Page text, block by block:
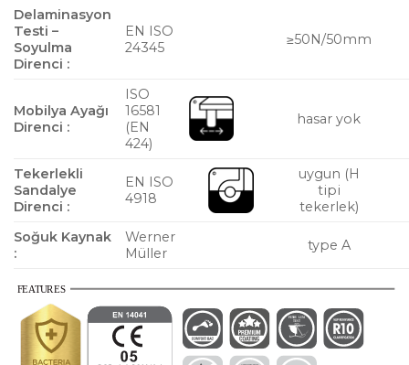
Delaminasyon
Testi –
Soyulma
Direnci :
EN ISO
24345
≥50N/50mm
Mobilya Ayağı
Direnci :
ISO
16581
(EN
424)
hasar yok
Tekerlekli
Sandalye
Direnci :
EN ISO
4918
uygun (H
tipi
tekerlek)
Soğuk Kaynak
:
Werner
Müller
type A